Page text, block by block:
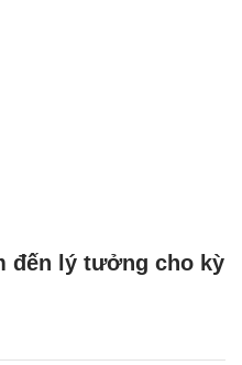
đến lý tưởng cho kỳ